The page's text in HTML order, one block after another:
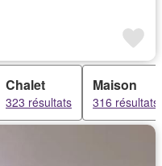
Chalet
323 résultats
Maison
316 résultats